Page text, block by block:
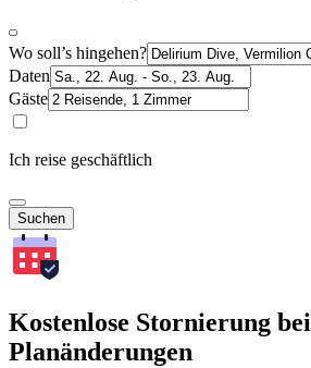
Wo soll’s hingehen?
Daten
Gäste
Ich reise geschäftlich
Suchen
Kostenlose Stornierung bei
Planänderungen